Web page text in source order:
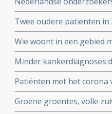
patienten die besmet zijn
Twee oudere patienten in
corona virus door
Wie woont in een gebied
groter risico op
zuiverder lucht
Minder kankerdiagnoses
effecten op langere
Patiënten met het corona
slechtere prognose om
Groene groentes, volle